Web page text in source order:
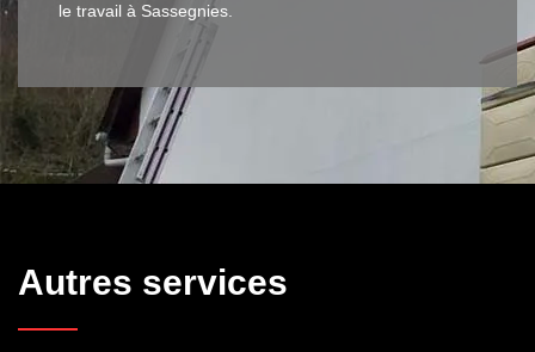
le travail à Sassegnies.
Autres services